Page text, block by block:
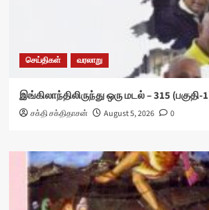
செய்திகள் வரலாறு
இங்கிலாந்திலிருந்து ஒரு மடல் – 315 (பகுதி-
சக்தி சக்திதாசன் August 5, 2026 0